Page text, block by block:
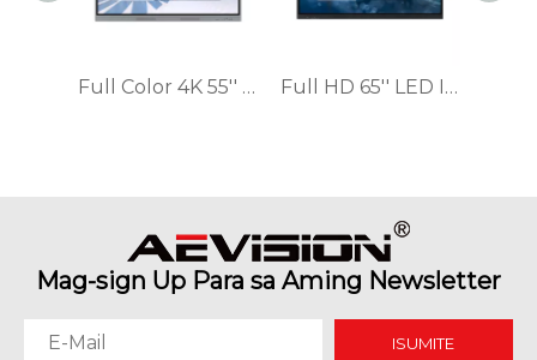
Full Color 4K 55'' LED Interactive Touch Panel Full HD 65'' LED Interactive Touch Panel
Mag-sign Up Para sa Aming Newsletter
ISUMITE